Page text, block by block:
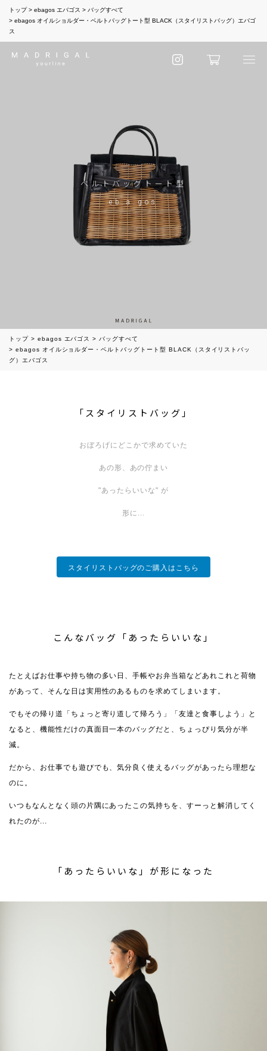
トップ ebagos エバゴス
バッグすべて
ebagos オイルショルダー・ベルトバッグトート型 BLACK（スタイリストバッグ）エバゴ
ス
ベルトバッグトート型
eb.a.gos
トップ ebagos エバゴス
バッグすべて
ebagos オイルショルダー・ベルトバッグトート型 BLACK（スタイリストバッ
グ）エバゴス
「スタイリストバッグ」
おぼろげにどこかで求めていた
あの形、あの佇まい
"あったらいいな" が
形に...
スタイリストバッグのご購入はこちら
こんなバッグ「あったらいいな」
たとえばお仕事や持ち物の多い日、手帳やお弁当箱などあれこれと荷物
があって、そんな日は実用性のあるものを求めてしまいます。
でもその帰り道「ちょっと寄り道して帰ろう」「友達と食事しよう」と
なると、機能性だけの真面目一本のバッグだと、ちょっぴり気分が半
減。
だから、お仕事でも遊びでも、気分良く使えるバッグがあったら理想な
のに。
いつもなんとなく頭の片隅にあったこの気持ちを、すーっと解消してく
れたのが...
「あったらいいな」が形になった